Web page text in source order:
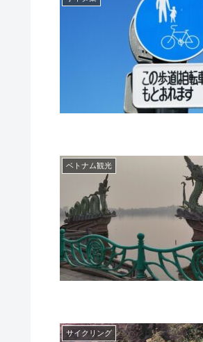
ベトナム観光
サイクリング